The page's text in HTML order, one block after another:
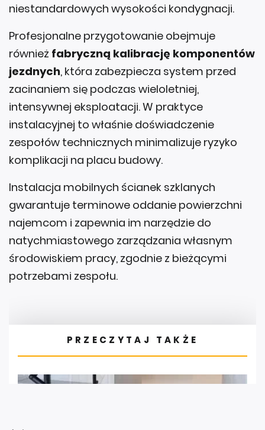
niestandardowych wysokości kondygnacji.
Profesjonalne przygotowanie obejmuje
również fabryczną kalibrację komponentów
jezdnych, która zabezpiecza system przed
zacinaniem się podczas wieloletniej,
intensywnej eksploatacji. W praktyce
instalacyjnej to właśnie doświadczenie
zespołów technicznych minimalizuje ryzyko
komplikacji na placu budowy.
Instalacja mobilnych ścianek szklanych
gwarantuje terminowe oddanie powierzchni
najemcom i zapewnia im narzędzie do
natychmiastowego zarządzania własnym
środowiskiem pracy, zgodnie z bieżącymi
potrzebami zespołu.